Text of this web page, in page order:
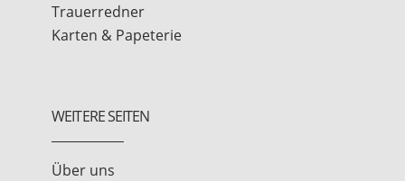
Trauerredner
Karten & Papeterie
WEITERE SEITEN
Über uns